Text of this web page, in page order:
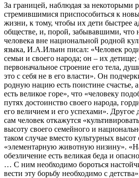
За границей, наблюдая за некоторыми
стремившимися приспособиться к
жизни, к тому, чтобы их дети быстрее
обществе, и, порой, забывавшими, что
человека вне национальной родной
языка, И.А.Ильин писал: «Человек
семьи и своего народа; он – их
первоначальное строение его тела,
это с себя не в его власти». Он
родную нацию есть поистине счастье,
есть великое горе», что «человеку
путях достоинство своего народа,
его величием и его успехами». Другое
сам человек откажутся
высоту своего семейного и
таком случае вместо культурных
«элементарную животную низину».
обезличение есть великая беда и
… С ним необходимо бороться
вести эту борьбу необходимо с